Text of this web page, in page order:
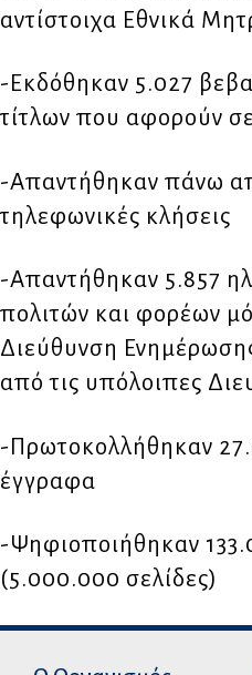
αντίστοιχα Εθνικά
-Εκδόθηκαν 5.027
τίτλων που αφορούν
-Απαντήθηκαν πάνω
τηλεφωνικές κλήσεις
-Απαντήθηκαν 5.857
πολιτών και φορέων
Διεύθυνση
από τις υπόλοιπες
-Πρωτοκολλήθηκαν
έγγραφα
-Ψηφιοποιήθηκαν
(5.000.000 σελίδες)